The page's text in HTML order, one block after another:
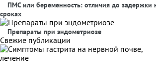
ПМС или беременность: отличия до задержки
сроках
Препараты при эндометриозе
Свежие публикации